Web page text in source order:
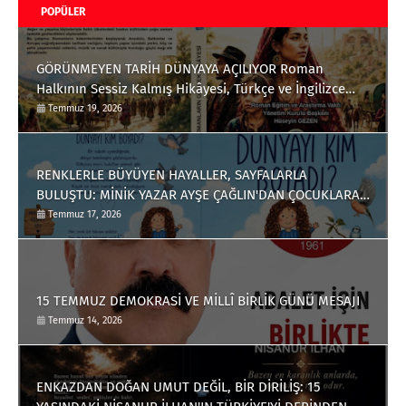
POPÜLER
GÖRÜNMEYEN TARİH DÜNYAYA AÇILIYOR Roman
Halkının Sessiz Kalmış Hikâyesi, Türkçe ve İngilizce
Olarak Okuyucuyla Buluştu
Temmuz 19, 2026
RENKLERLE BÜYÜYEN HAYALLER, SAYFALARLA
BULUŞTU: MİNİK YAZAR AYŞE ÇAĞLIN'DAN ÇOCUKLARA
ANLAMLI BİR ESER
Temmuz 17, 2026
15 TEMMUZ DEMOKRASİ VE MİLLÎ BİRLİK GÜNÜ MESAJI
Temmuz 14, 2026
ENKAZDAN DOĞAN UMUT DEĞİL, BİR DİRİLİŞ: 15